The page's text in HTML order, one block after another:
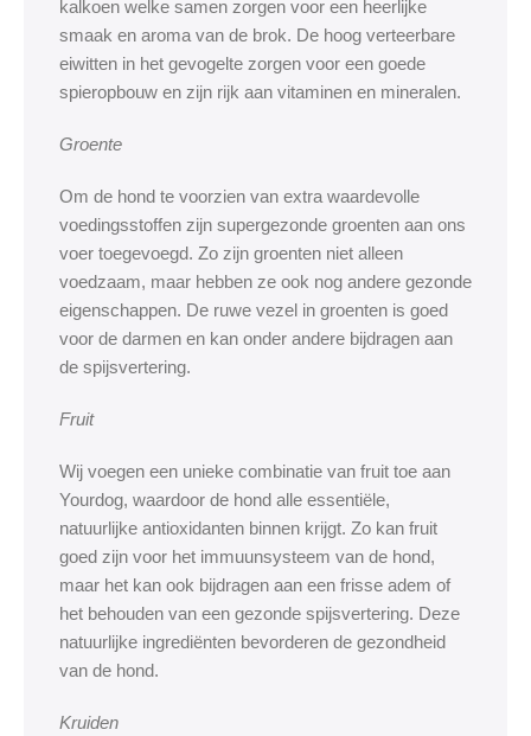
kalkoen welke samen zorgen voor een heerlijke
smaak en aroma van de brok. De hoog verteerbare
eiwitten in het gevogelte zorgen voor een goede
spieropbouw en zijn rijk aan vitaminen en mineralen.
Groente
Om de hond te voorzien van extra waardevolle
voedingsstoffen zijn supergezonde groenten aan ons
voer toegevoegd. Zo zijn groenten niet alleen
voedzaam, maar hebben ze ook nog andere gezonde
eigenschappen. De ruwe vezel in groenten is goed
voor de darmen en kan onder andere bijdragen aan
de spijsvertering.
Fruit
Wij voegen een unieke combinatie van fruit toe aan
Yourdog, waardoor de hond alle essentiële,
natuurlijke antioxidanten binnen krijgt. Zo kan fruit
goed zijn voor het immuunsysteem van de hond,
maar het kan ook bijdragen aan een frisse adem of
het behouden van een gezonde spijsvertering. Deze
natuurlijke ingrediënten bevorderen de gezondheid
van de hond.
Kruiden